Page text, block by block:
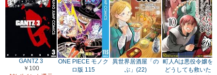
GANTZ 3
￥100
ONE PIECE モノク
ロ版 115
異世界居酒屋「の
ぶ」(22)
町人Aは悪役令嬢を
どうしても救いた